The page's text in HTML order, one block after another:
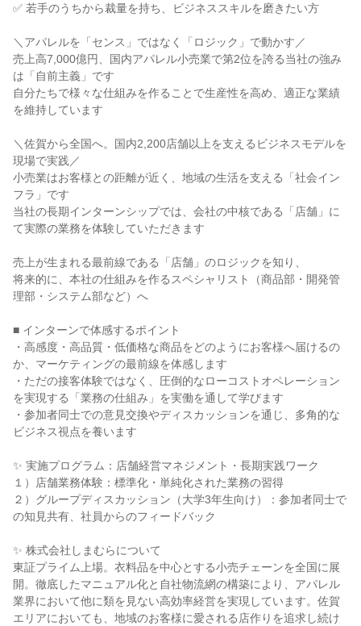
✅ 若手のうちから裁量を持ち、ビジネススキルを磨きたい方
＼アパレルを「センス」ではなく「ロジック」で動かす／
売上高7,000億円、国内アパレル小売業で第2位を誇る当社の強み
は「自前主義」です
自分たちで様々な仕組みを作ることで生産性を高め、適正な業績
を維持しています
＼佐賀から全国へ。国内2,200店舗以上を支えるビジネスモデルを
現場で実践／
小売業はお客様との距離が近く、地域の生活を支える「社会イン
フラ」です
当社の長期インターンシップでは、会社の中核である「店舗」に
て実際の業務を体験していただきます
売上が生まれる最前線である「店舗」のロジックを知り、
将来的に、本社の仕組みを作るスペシャリスト（商品部・開発管
理部・システム部など）へ
■ インターンで体感するポイント
・高感度・高品質・低価格な商品をどのようにお客様へ届けるの
か、マーケティングの最前線を体感します
・ただの接客体験ではなく、圧倒的なローコストオペレーション
を実現する「業務の仕組み」を実働を通して学びます
・参加者同士での意見交換やディスカッションを通じ、多角的な
ビジネス視点を養います
✨ 実施プログラム：店舗経営マネジメント・長期実践ワーク
１）店舗業務体験：標準化・単純化された業務の習得
２）グループディスカッション（大学3年生向け）：参加者同士で
の知見共有、社員からのフィードバック
✨ 株式会社しまむらについて
東証プライム上場。衣料品を中心とする小売チェーンを全国に展
開。徹底したマニュアル化と自社物流網の構築により、アパレル
業界において他に類を見ない高効率経営を実現しています。佐賀
エリアにおいても、地域のお客様に愛される店作りを追求し続け